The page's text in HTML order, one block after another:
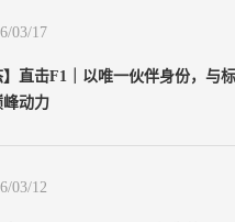
03/17
】直击F1｜以唯一伙伴身份，与
峰动力
03/12